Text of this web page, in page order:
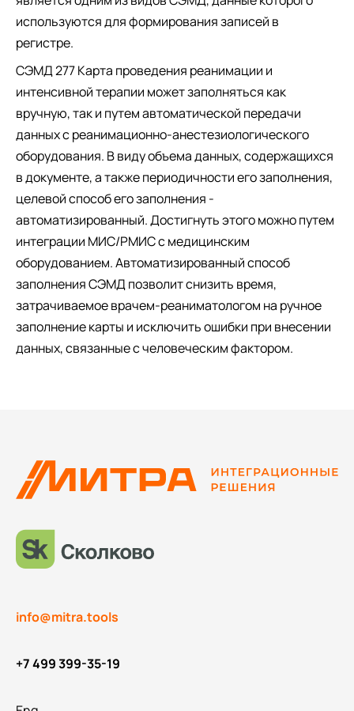
используются для формирования записей в
регистре.
СЭМД 277 Карта проведения реанимации и
интенсивной терапии может заполняться как
вручную, так и путем автоматической передачи
данных с реанимационно-анестезиологического
оборудования. В виду объема данных, содержащихся
в документе, а также периодичности его заполнения,
целевой способ его заполнения -
автоматизированный. Достигнуть этого можно путем
интеграции МИС/РМИС с медицинским
оборудованием. Автоматизированный способ
заполнения СЭМД позволит снизить время,
затрачиваемое врачем-реаниматологом на ручное
заполнение карты и исключить ошибки при внесении
данных, связанные с человеческим фактором.
info@mitra.tools
+7 499 399-35-19